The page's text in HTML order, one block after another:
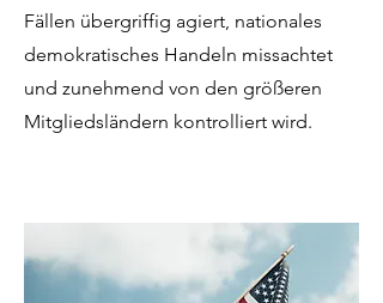
Fällen übergriffig agiert, nationales
demokratisches Handeln missachtet
und zunehmend von den größeren
Mitgliedsländern kontrolliert wird.